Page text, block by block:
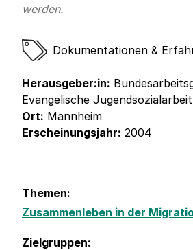
werden.
Dokumentationen &
Herausgeber:in:
Evangelische
Ort: Mannheim
Erscheinungsjahr: 2004
Themen:
Zusammenleben in der
Zielgruppen: